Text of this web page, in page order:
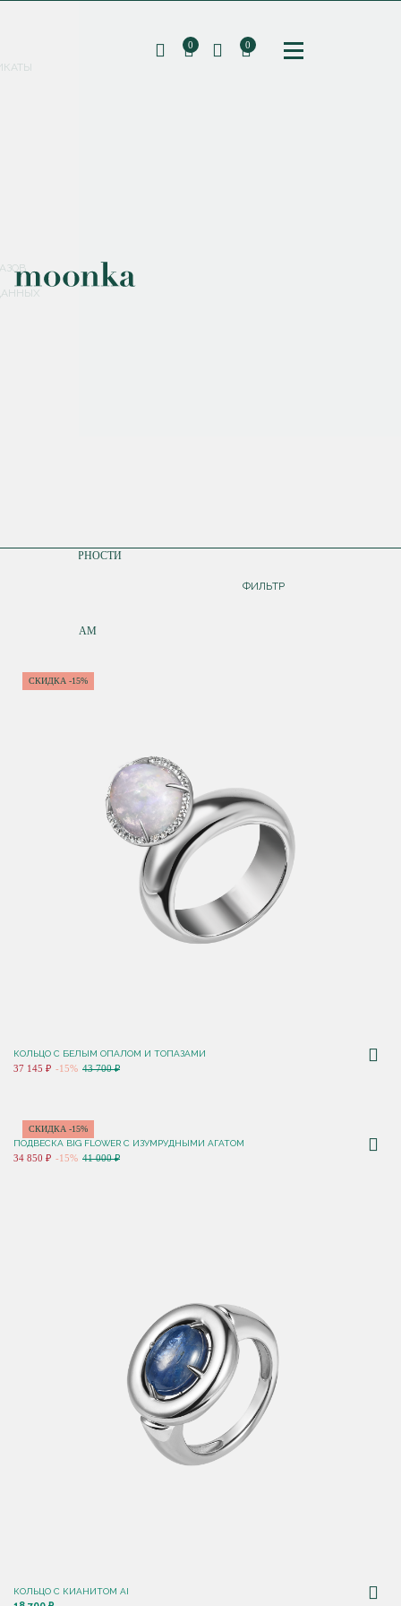
Соглашаюсь с
0 0
ПО ПОПУЛЯРНОСТИ
ПО НОВИНКАМ
ФИЛЬТР
СКИДКА -15%
КОЛЬЦО С БЕЛЫМ ОПАЛОМ И ТОПАЗАМИ
37 145 ₽ -15% 43 700 ₽
СКИДКА -15%
ПОДВЕСКА BIG FLOWER С ИЗУМРУДНЫМИ АГАТОМ
34 850 ₽ -15% 41 000 ₽
КОЛЬЦО С КИАНИТОМ AI